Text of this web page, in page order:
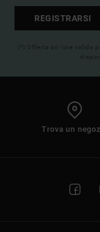
REGISTRARSI
(*) Offerta on-line valida
Trova un